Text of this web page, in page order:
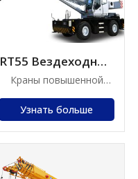
RT55 Вездеходный
кран
Краны повышенной
Узнать больше